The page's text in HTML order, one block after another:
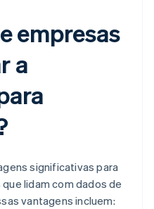
empresas
a
significativas para
lidam com dados de
vantagens incluem: